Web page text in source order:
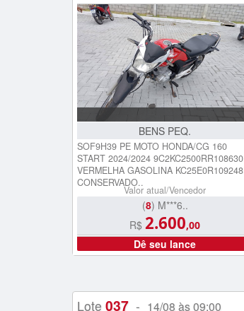
BENS PEQ.
SOF9H39 PE MOTO HONDA/CG 160
START 2024/2024 9C2KC2500RR108630
VERMELHA GASOLINA KC25E0R109248
CONSERVADO..
Valor atual/Vencedor
(8) M***6..
R$2.600,00
Dê seu lance
Lote 037 - 14/08 às 09:00